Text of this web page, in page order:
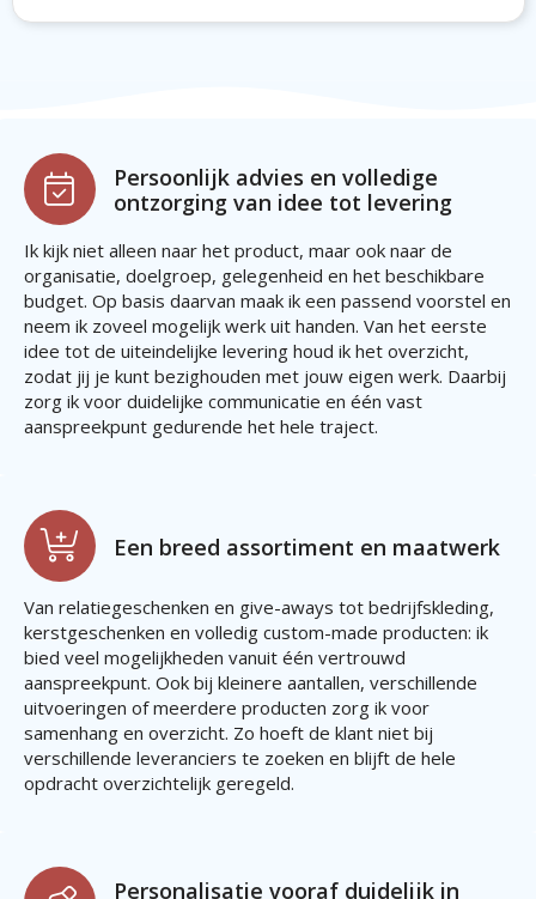
Persoonlijk advies en volledige
ontzorging van idee tot levering
Ik kijk niet alleen naar het product, maar ook naar de
organisatie, doelgroep, gelegenheid en het beschikbare
budget. Op basis daarvan maak ik een passend voorstel en
neem ik zoveel mogelijk werk uit handen. Van het eerste
idee tot de uiteindelijke levering houd ik het overzicht,
zodat jij je kunt bezighouden met jouw eigen werk. Daarbij
zorg ik voor duidelijke communicatie en één vast
aanspreekpunt gedurende het hele traject.
Een breed assortiment en maatwerk
Van relatiegeschenken en give-aways tot bedrijfskleding,
kerstgeschenken en volledig custom-made producten: ik
bied veel mogelijkheden vanuit één vertrouwd
aanspreekpunt. Ook bij kleinere aantallen, verschillende
uitvoeringen of meerdere producten zorg ik voor
samenhang en overzicht. Zo hoeft de klant niet bij
verschillende leveranciers te zoeken en blijft de hele
opdracht overzichtelijk geregeld.
Personalisatie vooraf duidelijk in